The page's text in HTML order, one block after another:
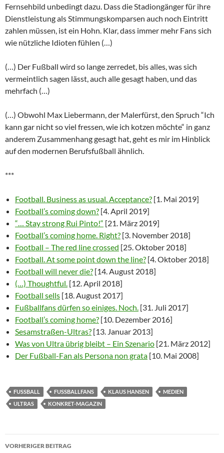
Fernsehbild unbedingt dazu. Dass die Stadiongänger für ihre
Dienstleistung als Stimmungskomparsen auch noch Eintritt
zahlen müssen, ist ein Hohn. Klar, dass immer mehr Fans sich
wie nützliche Idioten fühlen (…)
(…) Der Fußball wird so lange zerredet, bis alles, was sich
vermeintlich sagen lässt, auch alle gesagt haben, und das
mehrfach (…)
(…) Obwohl Max Liebermann, der Malerfürst, den Spruch “Ich
kann gar nicht so viel fressen, wie ich kotzen möchte“ in ganz
anderem Zusammenhang gesagt hat, geht es mir im Hinblick
auf den modernen Berufsfußball ähnlich.
***
Football. Business as usual. Acceptance? [1. Mai 2019]
Football’s coming down? [4. April 2019]
“… Stay strong Rui Pinto!“ [21. März 2019]
Football’s coming home. Right? [3. November 2018]
Football – The red line crossed [25. Oktober 2018]
Football. At some point down the line? [4. Oktober 2018]
Football will never die? [14. August 2018]
(…) Thoughtful. [12. April 2018]
Football sells [18. August 2017]
Fußballfans dürfen so einiges. Noch. [31. Juli 2017]
Football’s coming home? [10. Dezember 2016]
Sesamstraßen-Ultras? [13. Januar 2013]
Was von Ultra übrig bleibt – Ein Szenario [21. März 2012]
Der Fußball-Fan als Persona non grata [10. Mai 2008]
FUSSBALL FUSSBALLFANS KLAUS HANSEN
MEDIEN
ULTRAS
KONKRET-MAGAZIN
Beitragsnavigation
VORHERIGER BEITRAG